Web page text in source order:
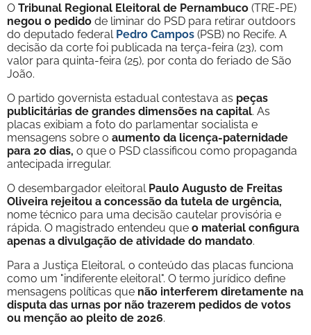
O Tribunal Regional Eleitoral de Pernambuco (TRE-PE)
negou o pedido de liminar do PSD para retirar outdoors
do deputado federal Pedro Campos (PSB) no Recife. A
decisão da corte foi publicada na terça-feira (23), com
valor para quinta-feira (25), por conta do feriado de São
João.
O partido governista estadual contestava as peças
publicitárias de grandes dimensões na capital. As
placas exibiam a foto do parlamentar socialista e
mensagens sobre o aumento da licença-paternidade
para 20 dias, o que o PSD classificou como propaganda
antecipada irregular.
O desembargador eleitoral Paulo Augusto de Freitas
Oliveira rejeitou a concessão da tutela de urgência,
nome técnico para uma decisão cautelar provisória e
rápida. O magistrado entendeu que o material configura
apenas a divulgação de atividade do mandato.
Para a Justiça Eleitoral, o conteúdo das placas funciona
como um "indiferente eleitoral". O termo jurídico define
mensagens políticas que não interferem diretamente na
disputa das urnas por não trazerem pedidos de votos
ou menção ao pleito de 2026.